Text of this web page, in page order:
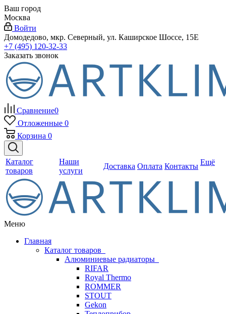
Ваш город
Москва
Войти
Домодедово, мкр. Северный, ул. Каширское Шоссе, 15Е
+7 (495) 120-32-33
Заказать звонок
Сравнение0
Отложенные 0
Корзина 0
Каталог
товаров
Наши
услуги
Доставка Оплата Контакты Ещё
Меню
Главная
Каталог товаров
Алюминиевые радиаторы
RIFAR
Royal Thermo
ROMMER
STOUT
Gekon